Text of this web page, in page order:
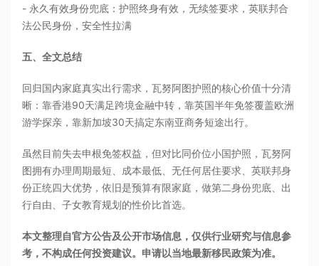
- 永久有效身份兜底：护照终身有效，无续签要求，英联邦合
法公民身份，安全性拉满
五、全文总结
回归国内家庭真实出行需求，瓦努阿图护照的核心价值十分清
晰：靠香港90天满足跨境金融中转，靠英国半年免签覆盖欧洲
游学探亲，靠新加坡30天搞定东南亚商务短途出行。
虽然目前失去申根免签权益，但对比同价位小国护照，瓦努阿
图拥有办理周期最短、成本最低、无任何居住要求、英联邦身
份正统四大优势，依旧是预算有限家庭，做第二身份兜底、出
行自由、子女教育规划的性价比首选。
本文整理自官方公告及公开市场信息，仅供行业研究与信息参
考，不构成任何投资建议。申请以当地最新移民政策为准。